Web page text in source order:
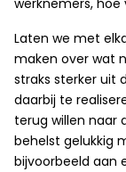
werknemers, hoe
Laten we met
maken over wat
straks sterker uit
daarbij te
terug willen naar
behelst gelukkig
bijvoorbeeld aan